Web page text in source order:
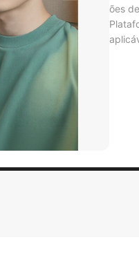
ões
a